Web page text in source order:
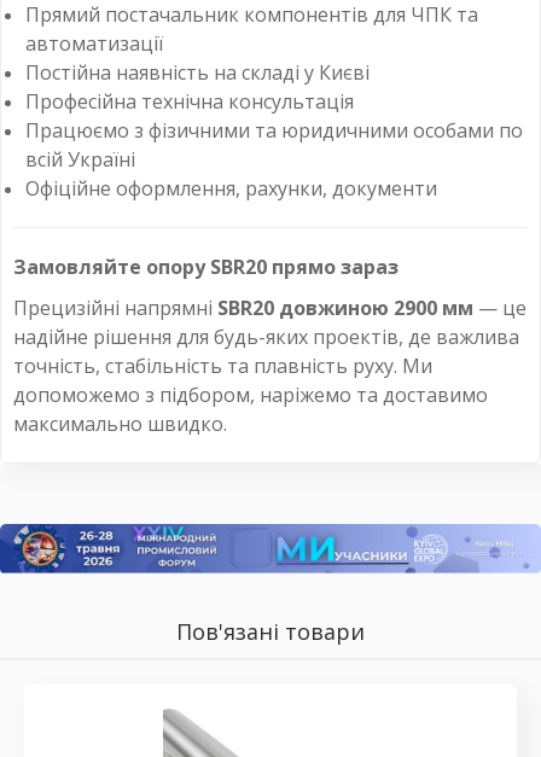
Прямий постачальник компонентів для ЧПК та
автоматизації
Постійна наявність на складі у Києві
Професійна технічна консультація
Працюємо з фізичними та юридичними особами по
всій Україні
Офіційне оформлення, рахунки, документи
Замовляйте опору SBR20 прямо зараз
Прецизійні напрямні SBR20 довжиною 2900 мм — це
надійне рішення для будь-яких проектів, де важлива
точність, стабільність та плавність руху. Ми
допоможемо з підбором, наріжемо та доставимо
максимально швидко.
Пов'язані товари